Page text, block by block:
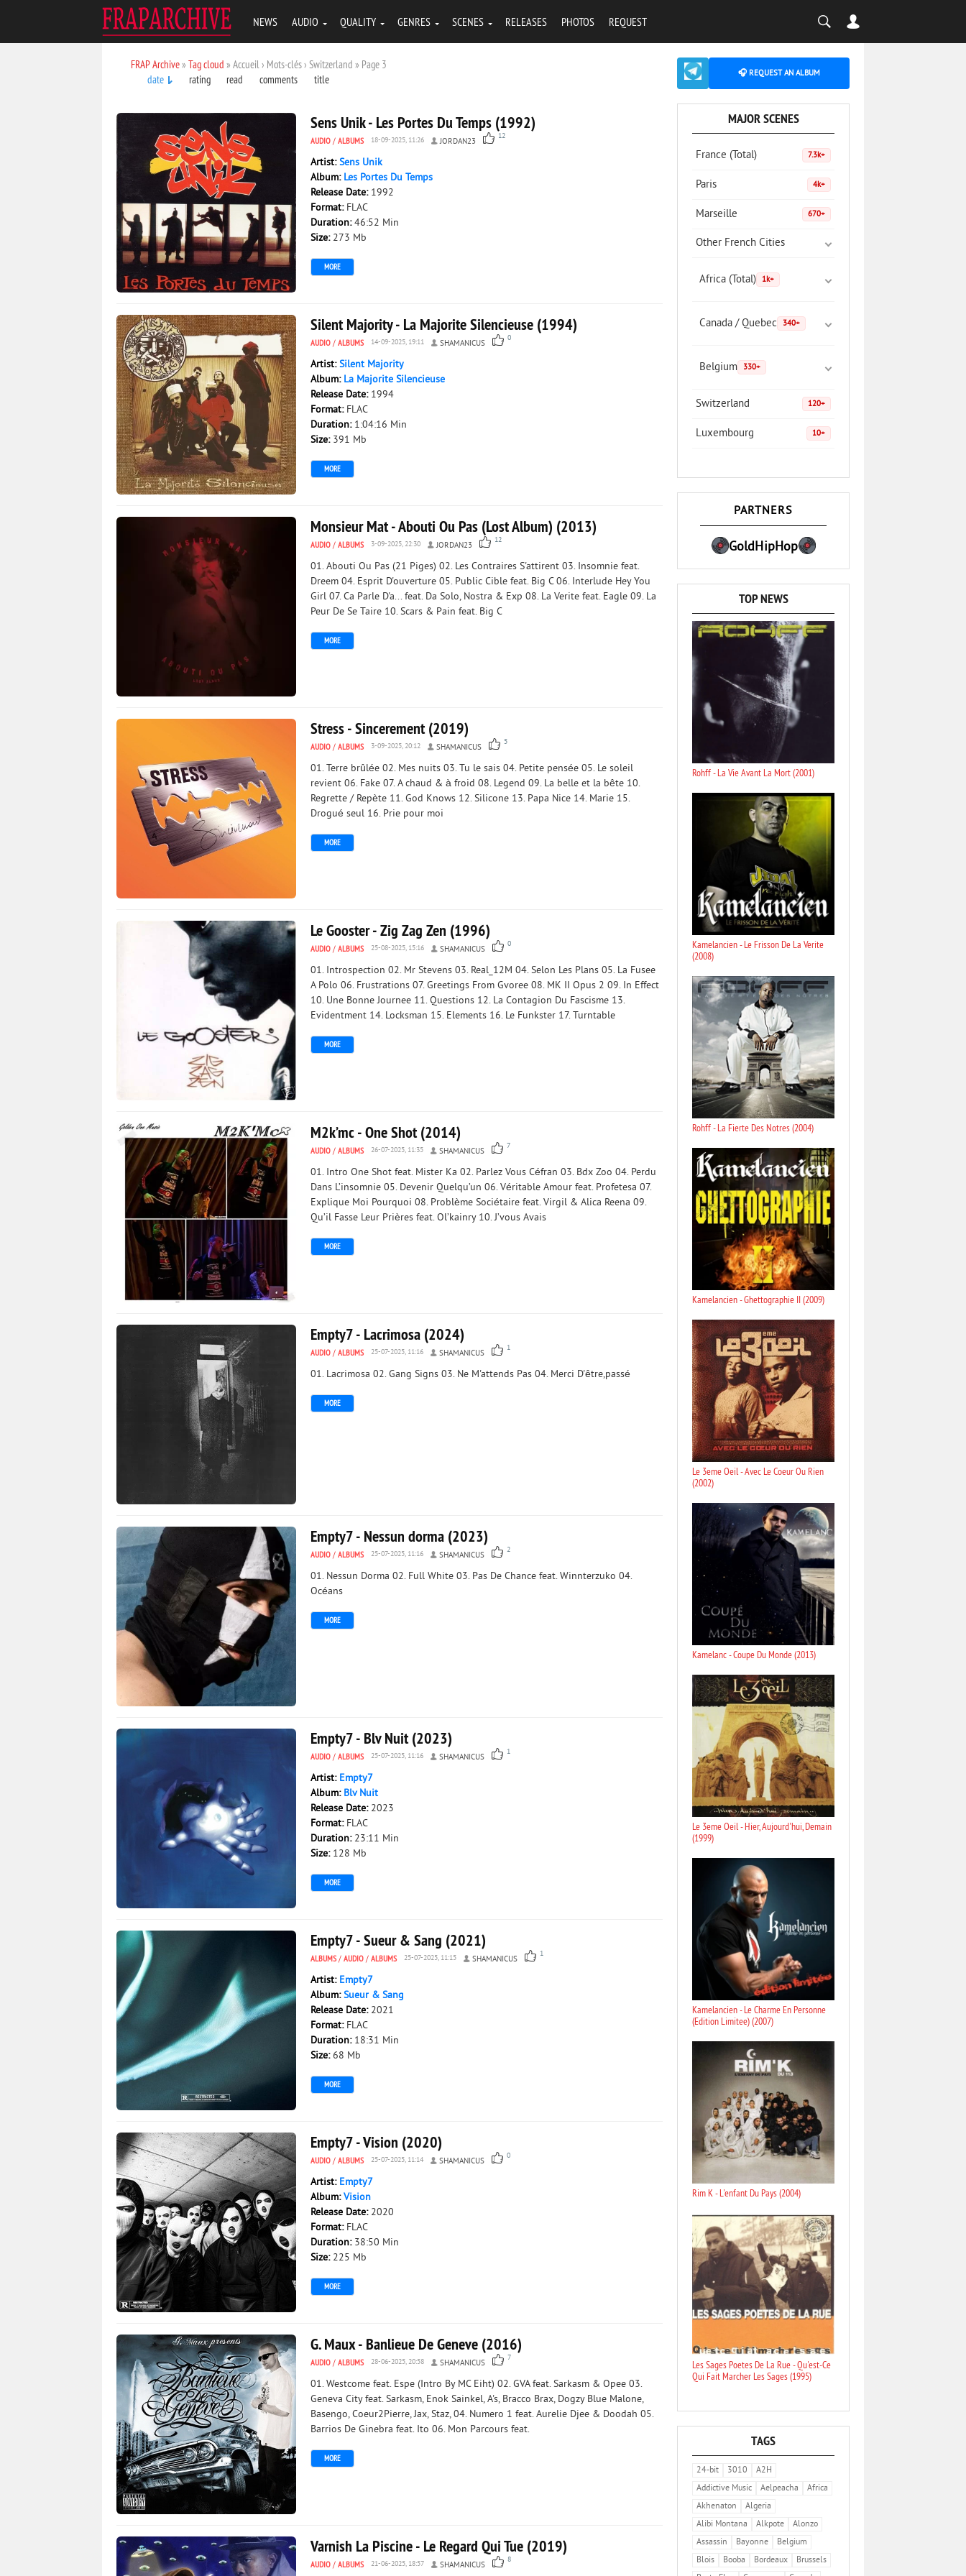
NEWS AUDIO QUALITY GENRES SCENES RELEASES PHOTOS REQUEST
FRAP Archive» Tag cloud » Accueil › Mots-clés › Switzerland » Page 3
date
rating read comments title
Sens Unik - Les Portes Du Temps (1992)
AUDIO / ALBUMS 18-09-2025, 11:26 JORDAN23
12
Artist:Sens Unik
Album: Les Portes Du Temps
Release Date: 1992
Format: FLAC
Duration:46:52 Min
Size: 273 Mb
MORE
Silent Majority - La Majorite Silencieuse (1994)
AUDIO / ALBUMS 14-09-2025, 19:11 SHAMANICUS
0
Artist:Silent Majority
Album: La Majorite Silencieuse
Release Date: 1994
Format: FLAC
Duration: 1:04:16 Min
Size: 391 Mb
MORE
Monsieur Mat - Abouti Ou Pas (Lost Album) (2013)
AUDIO / ALBUMS 3-09-2025, 22:30 JORDAN23
12
01. Abouti Ou Pas (21 Piges) 02. Les Contraires S'attirent 03. Insomnie feat.
Dreem 04. Esprit D'ouverture 05. Public Cible feat. Big C 06. Interlude Hey You
Girl 07. Ca Parle D'a... feat. Da Solo, Nostra & Exp 08. La Verite feat. Eagle 09. La
Peur De Se Taire 10. Scars & Pain feat. Big C
MORE
Stress - Sincerement (2019)
AUDIO / ALBUMS 3-09-2025, 20:12 SHAMANICUS
5
01. Terre brûlée 02. Mes nuits 03. Tu le sais 04. Petite pensée 05. Le soleil
revient 06. Fake 07. A chaud & à froid 08. Legend 09. La belle et la bête 10.
Regrette / Repète 11. God Knows 12. Silicone 13. Papa Nice 14. Marie 15.
Drogué seul 16. Prie pour moi
MORE
Le Gooster - Zig Zag Zen (1996)
AUDIO / ALBUMS 25-08-2025, 15:16 SHAMANICUS
0
01. Introspection 02. Mr Stevens 03. Real_12M 04. Selon Les Plans 05. La Fusee
A Polo 06. Frustrations 07. Greetings From Gvoree 08. MK II Opus 2 09. In Effect
10. Une Bonne Journee 11. Questions 12. La Contagion Du Fascisme 13.
Evidentment 14. Locksman 15. Elements 16. Le Funkster 17. Turntable
MORE
M2k’mc - One Shot (2014)
AUDIO / ALBUMS 26-07-2025, 11:35 SHAMANICUS
7
01. Intro One Shot feat. Mister Ka 02. Parlez Vous Céfran 03. Bdx Zoo 04. Perdu
Dans L’insomnie 05. Devenir Quelqu’un 06. Véritable Amour feat. Profetesa 07.
Explique Moi Pourquoi 08. Problème Sociétaire feat. Virgil & Alica Reena 09.
Qu’il Fasse Leur Prières feat. Ol’kainry 10. J’vous Avais
MORE
Empty7 - Lacrimosa (2024)
AUDIO / ALBUMS 25-07-2025, 11:16 SHAMANICUS
1
01. Lacrimosa 02. Gang Signs 03. Ne M'attends Pas 04. Merci D'être,passé
MORE
Empty7 - Nessun dorma (2023)
AUDIO / ALBUMS 25-07-2025, 11:16 SHAMANICUS
2
01. Nessun Dorma 02. Full White 03. Pas De Chance feat. Winnterzuko 04.
Océans
MORE
Empty7 - Blv Nuit (2023)
AUDIO / ALBUMS 25-07-2025, 11:16 SHAMANICUS
1
Artist: Empty7
Album: Blv Nuit
Release Date: 2023
Format: FLAC
Duration: 23:11 Min
Size: 128 Mb
MORE
Empty7 - Sueur & Sang (2021)
ALBUMS/ AUDIO / ALBUMS 25-07-2025, 11:15 SHAMANICUS
1
Artist: Empty7
Album:Sueur & Sang
Release Date: 2021
Format: FLAC
Duration: 18:31 Min
Size:68 Mb
MORE
Empty7 - Vision (2020)
AUDIO / ALBUMS 25-07-2025, 11:14 SHAMANICUS
0
Artist: Empty7
Album:Vision
Release Date: 2020
Format: FLAC
Duration: 38:50 Min
Size: 225 Mb
MORE
G. Maux - Banlieue De Geneve (2016)
AUDIO / ALBUMS 28-06-2025, 20:58 SHAMANICUS
7
01. Westcome feat. Espe (Intro By MC Eiht) 02. GVA feat. Sarkasm & Opee 03.
Geneva City feat. Sarkasm, Enok Sainkel, A's, Bracco Brax, Dogzy Blue Malone,
Basengo, Coeur2Pierre, Jax, Staz, 04. Numero 1 feat. Aurelie Djee & Doodah 05.
Barrios De Ginebra feat. Ito 06. Mon Parcours feat.
MORE
Varnish La Piscine - Le Regard Qui Tue (2019)
AUDIO / ALBUMS 21-06-2025, 18:57 SHAMANICUS
8
🎧 REQUEST AN ALBUM
MAJOR SCENES
France (Total) 7.3k+
Paris 4k+
Marseille 670+
Other French Cities
Africa (Total) 1k+
Canada / Quebec 340+
Belgium 330+
Switzerland 120+
Luxembourg 10+
PARTNERS
GoldHipHop
TOP NEWS
Rohff - La Vie Avant La Mort (2001)
Kamelancien - Le Frisson De La Verite
(2008)
Rohff - La Fierte Des Notres (2004)
Kamelancien - Ghettographie II (2009)
Le 3eme Oeil - Avec Le Coeur Ou Rien
(2002)
Kamelanc - Coupe Du Monde (2013)
Le 3eme Oeil - Hier, Aujourd'hui, Demain
(1999)
Kamelancien - Le Charme En Personne
(Edition Limitee) (2007)
Rim K - L'enfant Du Pays (2004)
Les Sages Poetes De La Rue - Qu'est-Ce
Qui Fait Marcher Les Sages (1995)
TAGS
24-bit 3010
A2H
Addictive Music
Aelpeacha
Africa
Akhenaton
Algeria
Alibi Montana
Alkpote
Alonzo
Assassin
Bayonne
Belgium
Blois
Booba Bordeaux
Brussels